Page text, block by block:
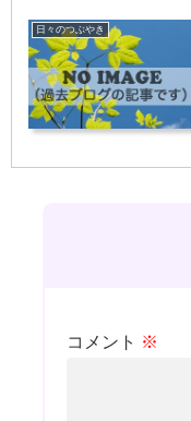
日々のつぶやき
コメント ※